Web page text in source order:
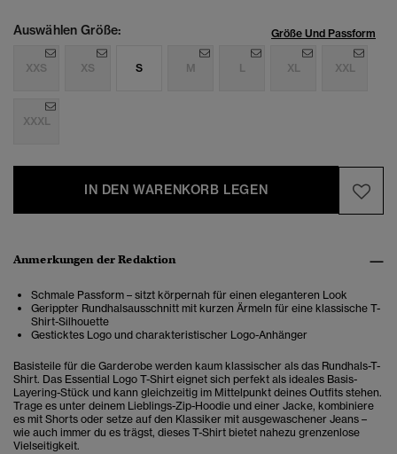
Auswählen Größe: Größe Und Passform
XXS XS S M L XL XXL
XXXL
IN DEN WARENKORB LEGEN
Anmerkungen der Redaktion
Schmale Passform – sitzt körpernah für einen eleganteren Look
Gerippter Rundhalsausschnitt mit kurzen Ärmeln für eine klassische T-
Shirt-Silhouette
Gesticktes Logo und charakteristischer Logo-Anhänger
Basisteile für die Garderobe werden kaum klassischer als das Rundhals-T-
Shirt. Das Essential Logo T-Shirt eignet sich perfekt als ideales Basis-
Layering-Stück und kann gleichzeitig im Mittelpunkt deines Outfits stehen.
Trage es unter deinem Lieblings-Zip-Hoodie und einer Jacke, kombiniere
es mit Shorts oder setze auf den Klassiker mit ausgewaschener Jeans –
wie auch immer du es trägst, dieses T-Shirt bietet nahezu grenzenlose
Vielseitigkeit.